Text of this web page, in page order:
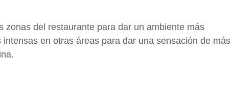
zonas del restaurante para dar un ambiente más
en otras áreas para dar una sensación de más